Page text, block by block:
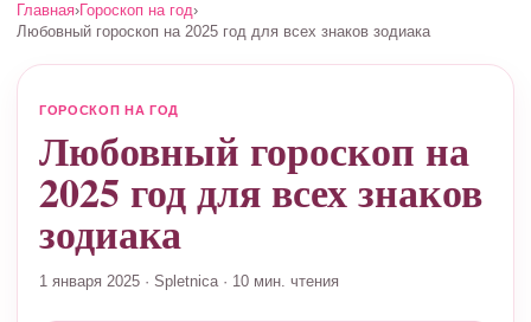
Главная›Гороскоп на год›
Любовный гороскоп на 2025 год для всех знаков зодиака
ГОРОСКОП НА ГОД
Любовный гороскоп на
2025 год для всех знаков
зодиака
1 января 2025 · Spletnica · 10 мин. чтения